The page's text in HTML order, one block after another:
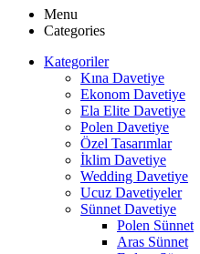
Menu
Categories
Kategoriler
Kına Davetiye
Ekonom Davetiye
Ela Elite Davetiye
Polen Davetiye
Özel Tasarımlar
İklim Davetiye
Wedding Davetiye
Ucuz Davetiyeler
Sünnet Davetiye
Polen Sünnet
Aras Sünnet